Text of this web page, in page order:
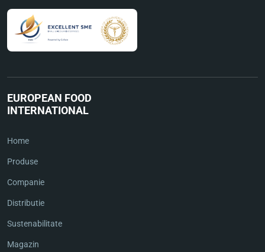
EUROPEAN FOOD
INTERNATIONAL
Home
Produse
Companie
Distributie
Sustenabilitate
Magazin